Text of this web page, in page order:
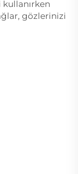
kullanırken
gözlerinizi